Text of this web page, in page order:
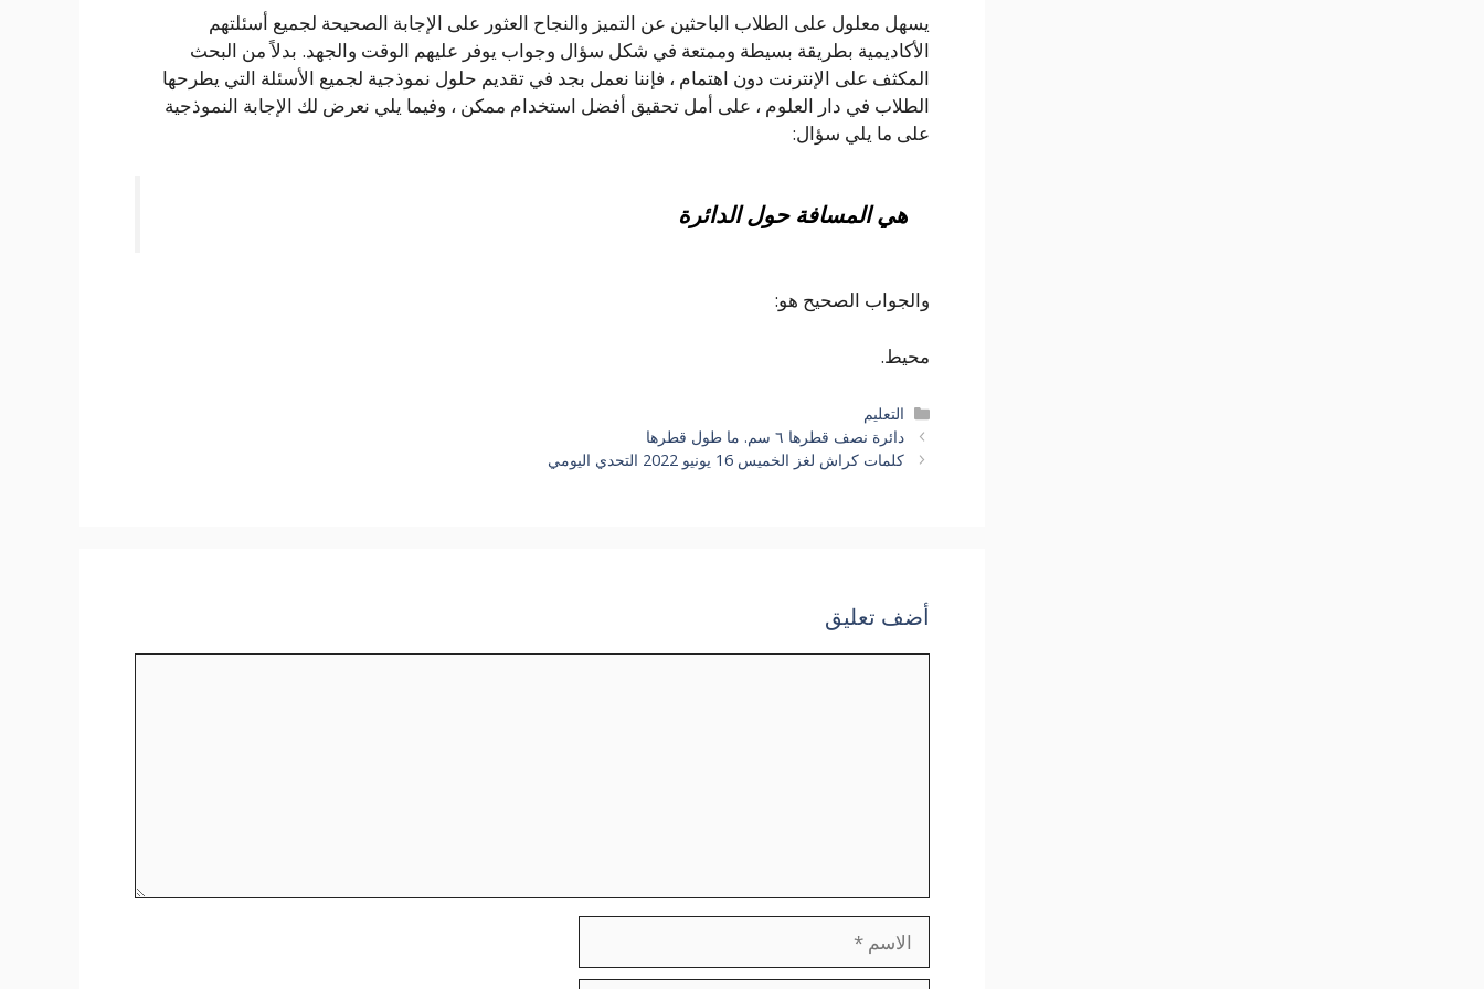
يسهل معلول على الطلاب الباحثين عن التميز والنجاح العثور على الإجابة الصحيحة لجميع أسئلتهم
الأكاديمية بطريقة بسيطة وممتعة في شكل سؤال وجواب يوفر عليهم الوقت والجهد. بدلاً من البحث
المكثف على الإنترنت دون اهتمام ، فإننا نعمل بجد في تقديم حلول نموذجية لجميع الأسئلة التي يطرحها
الطلاب في دار العلوم ، على أمل تحقيق أفضل استخدام ممكن ، وفيما يلي نعرض لك الإجابة النموذجية
على ما يلي سؤال:
هي المسافة حول الدائرة
والجواب الصحيح هو:
محيط.
التصنيفات
التعليم
دائرة نصف قطرها ٦ سم. ما طول قطرها
كلمات كراش لغز الخميس 16 يونيو 2022 التحدي اليومي
أضف تعليق
الاسم